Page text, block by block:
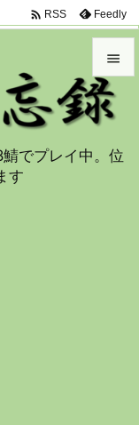


メニュ
サイド
 RSS Feedly
でプレイ中。位
す